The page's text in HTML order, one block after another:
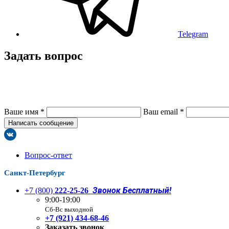
Telegram
Задать вопрос
Ваше имя * Ваш email *
Написать сообщение
Вопрос-ответ
Санкт-Петербург
+7 (800) 222-25-26 Звонок Бесплатный!
9:00-19:00
Сб-Вс выходной
+7 (921) 434-68-46
Заказать звонок